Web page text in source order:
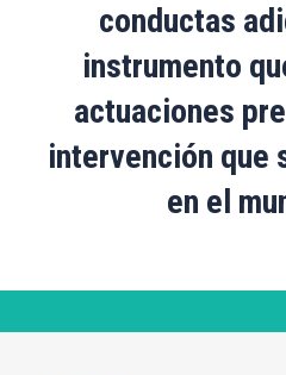
conductas
instrumento
actuaciones
intervención que
en el